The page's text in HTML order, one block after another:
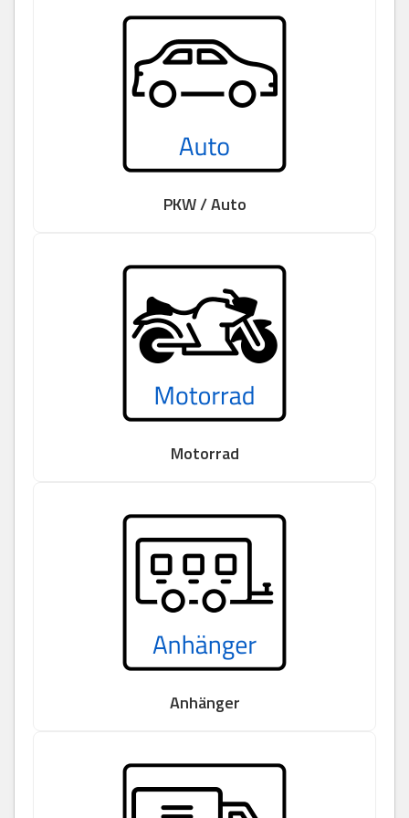
PKW / Auto
Motorrad
Anhänger